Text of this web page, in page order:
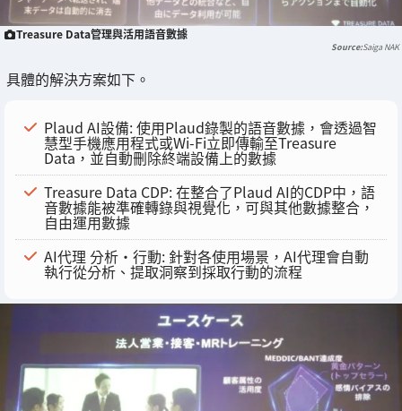
Treasure Data管理與活用語音數據
Saiga NAK
具體的解決方案如下。
Plaud AI設備: 使用Plaud錄製的語音數據，會透過智
慧型手機應用程式或Wi-Fi立即傳輸至Treasure
Data，並自動刪除終端設備上的數據
Treasure Data CDP: 在整合了Plaud AI的CDP中，語
音數據能被準確轉錄與視覺化，可與其他數據整合，
自由運用數據
AI代理 分析・行動: 針對各使用場景，AI代理會自動
執行從分析、提取洞察到採取行動的流程